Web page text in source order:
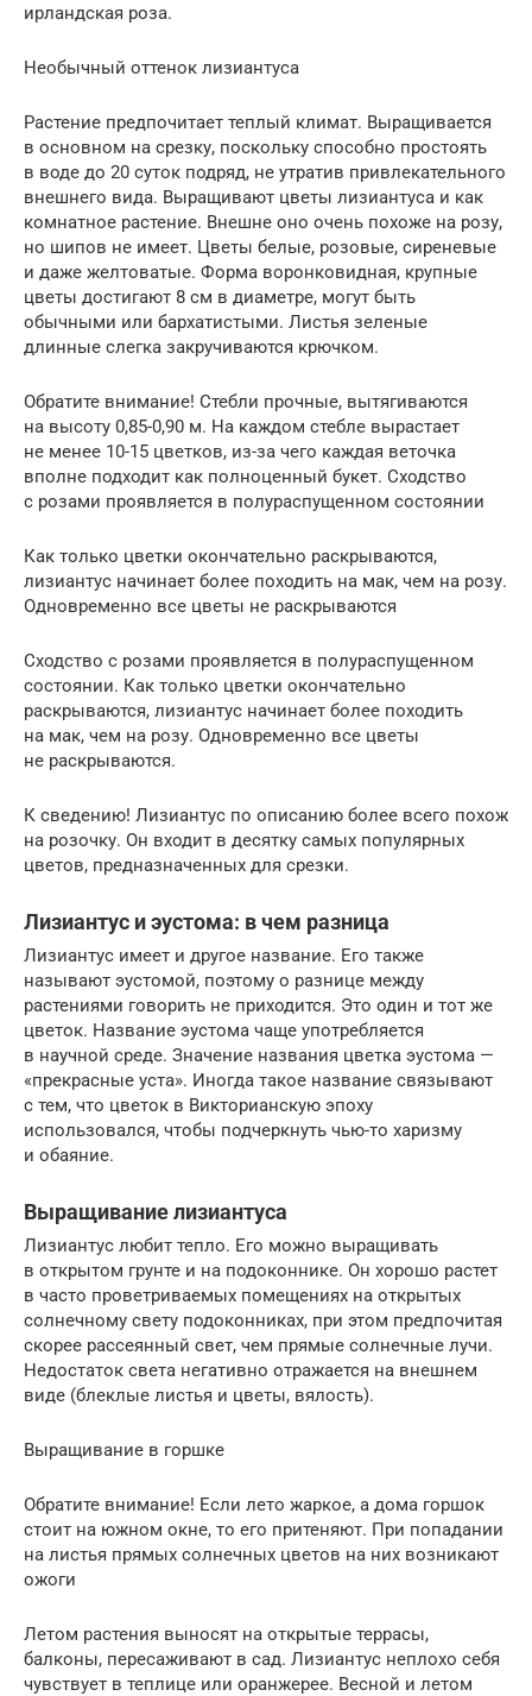
ирландская роза.
Необычный оттенок лизиантуса
Растение предпочитает теплый климат. Выращивается
в основном на срезку, поскольку способно простоять
в воде до 20 суток подряд, не утратив привлекательного
внешнего вида. Выращивают цветы лизиантуса и как
комнатное растение. Внешне оно очень похоже на розу,
но шипов не имеет. Цветы белые, розовые, сиреневые
и даже желтоватые. Форма воронковидная, крупные
цветы достигают 8 см в диаметре, могут быть
обычными или бархатистыми. Листья зеленые
длинные слегка закручиваются крючком.
Обратите внимание! Стебли прочные, вытягиваются
на высоту 0,85-0,90 м. На каждом стебле вырастает
не менее 10-15 цветков, из-за чего каждая веточка
вполне подходит как полноценный букет. Сходство
с розами проявляется в полураспущенном состоянии
Как только цветки окончательно раскрываются,
лизиантус начинает более походить на мак, чем на розу.
Одновременно все цветы не раскрываются
Сходство с розами проявляется в полураспущенном
состоянии. Как только цветки окончательно
раскрываются, лизиантус начинает более походить
на мак, чем на розу. Одновременно все цветы
не раскрываются.
К сведению! Лизиантус по описанию более всего похож
на розочку. Он входит в десятку самых популярных
цветов, предназначенных для срезки.
Лизиантус и эустома: в чем разница
Лизиантус имеет и другое название. Его также
называют эустомой, поэтому о разнице между
растениями говорить не приходится. Это один и тот же
цветок. Название эустома чаще употребляется
в научной среде. Значение названия цветка эустома —
«прекрасные уста». Иногда такое название связывают
с тем, что цветок в Викторианскую эпоху
использовался, чтобы подчеркнуть чью-то харизму
и обаяние.
Выращивание лизиантуса
Лизиантус любит тепло. Его можно выращивать
в открытом грунте и на подоконнике. Он хорошо растет
в часто проветриваемых помещениях на открытых
солнечному свету подоконниках, при этом предпочитая
скорее рассеянный свет, чем прямые солнечные лучи.
Недостаток света негативно отражается на внешнем
виде (блеклые листья и цветы, вялость).
Выращивание в горшке
Обратите внимание! Если лето жаркое, а дома горшок
стоит на южном окне, то его притеняют. При попадании
на листья прямых солнечных цветов на них возникают
ожоги
Летом растения выносят на открытые террасы,
балконы, пересаживают в сад. Лизиантус неплохо себя
чувствует в теплице или оранжерее. Весной и летом